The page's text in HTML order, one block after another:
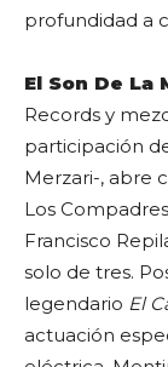
profundidad a
El Son De La
Records y
participación
Merzari-, abre
Los
Francisco
solo de tres.
legendario El
actuación